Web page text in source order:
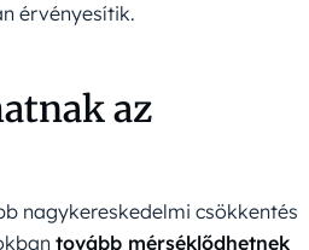
érvényesítik.
az
nagykereskedelmi csökkentés
tovább mérséklődhetnek